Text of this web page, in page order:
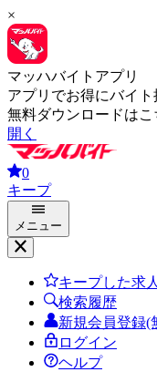
×
マッハバイトアプリ
アプリでお得にバイト
無料ダウンロードはこ
開く
0
キープ
メニュー
キープした求
検索履歴
新規会員登録(
ログイン
ヘルプ